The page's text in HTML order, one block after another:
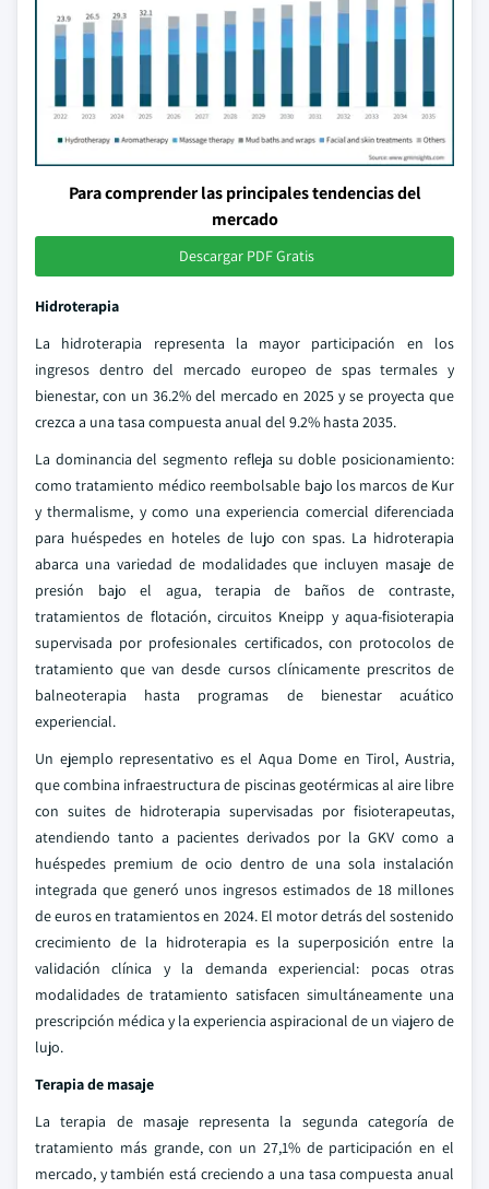
Para comprender las principales tendencias del
mercado
Descargar PDF Gratis
Hidroterapia
La hidroterapia representa la mayor participación en los
ingresos dentro del mercado europeo de spas termales y
bienestar, con un 36.2% del mercado en 2025 y se proyecta que
crezca a una tasa compuesta anual del 9.2% hasta 2035.
La dominancia del segmento refleja su doble posicionamiento:
como tratamiento médico reembolsable bajo los marcos de Kur
y thermalisme, y como una experiencia comercial diferenciada
para huéspedes en hoteles de lujo con spas. La hidroterapia
abarca una variedad de modalidades que incluyen masaje de
presión bajo el agua, terapia de baños de contraste,
tratamientos de flotación, circuitos Kneipp y aqua-fisioterapia
supervisada por profesionales certificados, con protocolos de
tratamiento que van desde cursos clínicamente prescritos de
balneoterapia hasta programas de bienestar acuático
experiencial.
Un ejemplo representativo es el Aqua Dome en Tirol, Austria,
que combina infraestructura de piscinas geotérmicas al aire libre
con suites de hidroterapia supervisadas por fisioterapeutas,
atendiendo tanto a pacientes derivados por la GKV como a
huéspedes premium de ocio dentro de una sola instalación
integrada que generó unos ingresos estimados de 18 millones
de euros en tratamientos en 2024. El motor detrás del sostenido
crecimiento de la hidroterapia es la superposición entre la
validación clínica y la demanda experiencial: pocas otras
modalidades de tratamiento satisfacen simultáneamente una
prescripción médica y la experiencia aspiracional de un viajero de
lujo.
Terapia de masaje
La terapia de masaje representa la segunda categoría de
tratamiento más grande, con un 27,1% de participación en el
mercado, y también está creciendo a una tasa compuesta anual